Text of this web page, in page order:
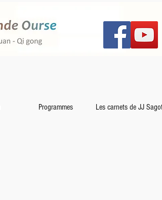
Programmes Les carnets de JJ